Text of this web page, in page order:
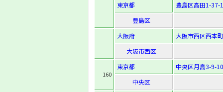
東京都
豊島区高田1-37-
豊島区
大阪府
大阪市西区西本
大阪市西区
160
東京都
中央区月島3-9-10
中央区